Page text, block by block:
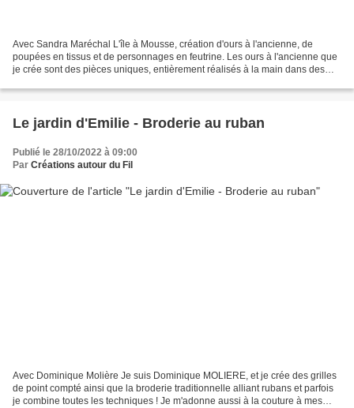
Avec Sandra Maréchal L'île à Mousse, création d'ours à l'ancienne, de
poupées en tissus et de personnages en feutrine. Les ours à l'ancienne que
je crée sont des pièces uniques, entièrement réalisés à la main dans des
Le jardin d'Emilie - Broderie au ruban
Publié le 28/10/2022 à 09:00
Par Créations autour du Fil
Avec Dominique Molière Je suis Dominique MOLIERE, et je crée des grilles
de point compté ainsi que la broderie traditionnelle alliant rubans et parfois
je combine toutes les techniques ! Je m'adonne aussi à la couture à mes